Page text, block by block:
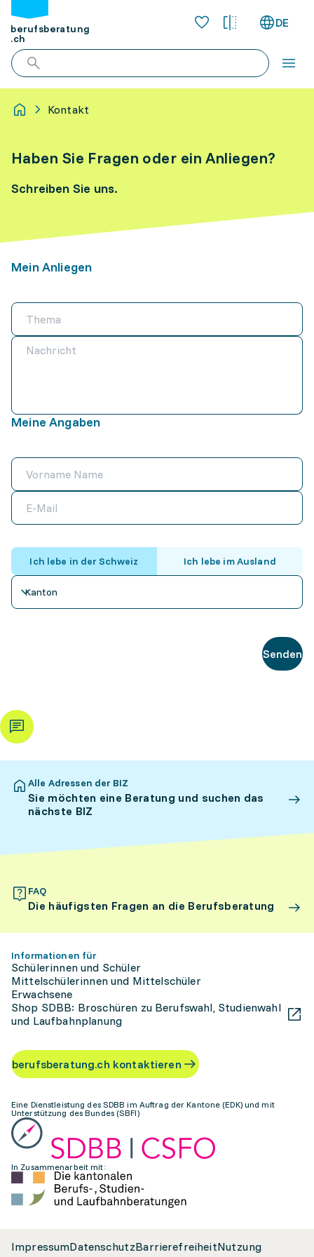
berufsberatung
.ch
DE
Kontakt
Haben Sie Fragen oder ein Anliegen?
Schreiben Sie uns.
Mein Anliegen
Meine Angaben
Ich lebe in der Schweiz Ich lebe im Ausland
Kanton
Senden
Alle Adressen der BIZ
Sie möchten eine Beratung und suchen das
nächste BIZ
FAQ
Die häufigsten Fragen an die Berufsberatung
Informationen für
Schülerinnen und Schüler
Mittelschülerinnen und Mittelschüler
Erwachsene
Shop SDBB: Broschüren zu Berufswahl, Studienwahl
und Laufbahnplanung
berufsberatung.ch kontaktieren
Eine Dienstleistung des SDBB im Auftrag der Kantone (EDK) und mit
Unterstützung des Bundes (SBFI)
In Zusammenarbeit mit:
ImpressumDatenschutzBarrierefreiheitNutzung